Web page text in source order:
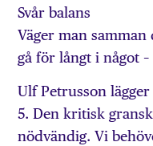
Svår balans
Väger man
gå för långt i något
Ulf Petrusson
5. Den kritisk
nödvändig. Vi